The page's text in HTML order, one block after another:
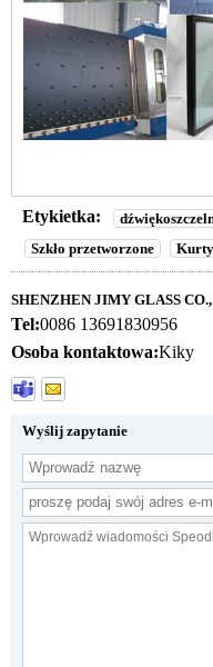
Etykietka:
Szkło przetworzone
SHENZHEN JIMY GLASS
Tel:0086 13691830956
Osoba kontaktowa:Kiky
Wyślij zapytanie